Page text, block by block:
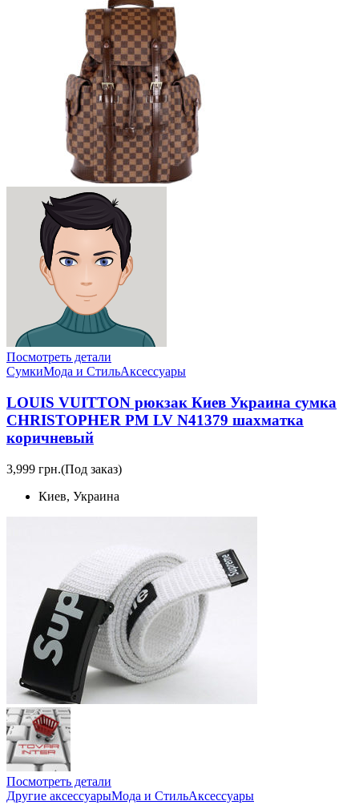
Посмотреть детали
СумкиМода и СтильАксессуары
LOUIS VUITTON рюкзак Киев Украина сумка
CHRISTOPHER PM LV N41379 шахматка
коричневый
3,999 грн.(Под заказ)
Киев, Украина
Посмотреть детали
Другие аксессуарыМода и СтильАксессуары